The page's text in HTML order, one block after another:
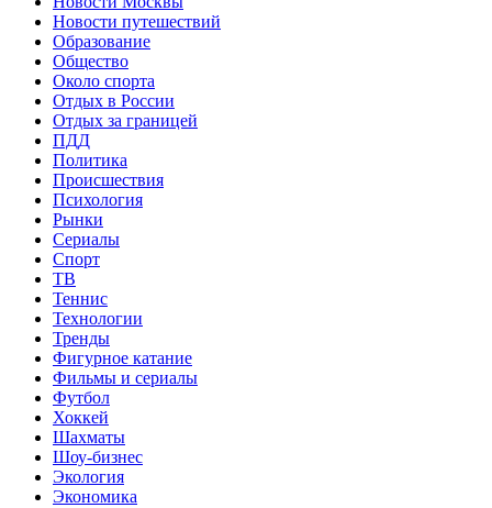
Новости путешествий
Образование
Общество
Около спорта
Отдых в России
Отдых за границей
ПДД
Политика
Происшествия
Психология
Рынки
Сериалы
Спорт
ТВ
Теннис
Технологии
Тренды
Фигурное катание
Фильмы и сериалы
Футбол
Хоккей
Шахматы
Шоу-бизнес
Экология
Экономика